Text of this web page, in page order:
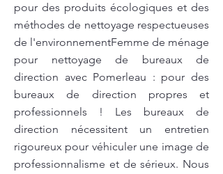
pour des produits écologiques et des
méthodes de nettoyage respectueuses
de l'environnementFemme de ménage
pour nettoyage de bureaux de
direction avec Pomerleau : pour des
bureaux de direction propres et
professionnels ! Les bureaux de
direction nécessitent un entretien
rigoureux pour véhiculer une image de
professionnalisme et de sérieux. Nous